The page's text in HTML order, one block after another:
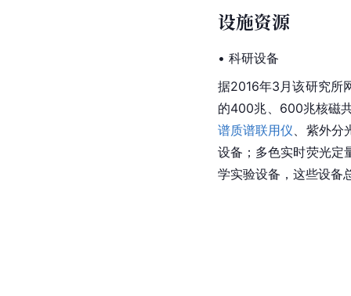
设施资源
• 科研设备
据2016年3月该研究所
的400兆、600兆核磁
谱质谱联用仪、紫外分
设备；多色实时荧光定
学实验设备，这些设备